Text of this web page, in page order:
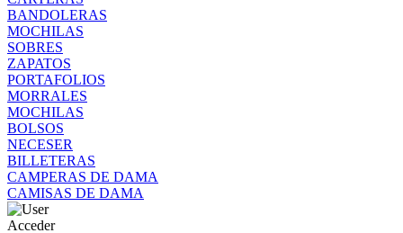
BANDOLERAS
MOCHILAS
SOBRES
ZAPATOS
PORTAFOLIOS
MORRALES
MOCHILAS
BOLSOS
NECESER
BILLETERAS
CAMPERAS DE DAMA
CAMISAS DE DAMA
Acceder